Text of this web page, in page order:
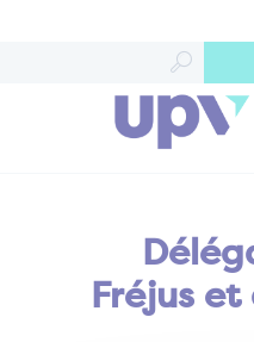
Fréjus et